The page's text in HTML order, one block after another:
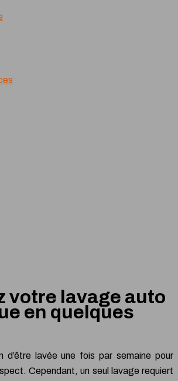
votre lavage auto
en quelques
d’être lavée une fois par semaine pour
Cependant, un seul lavage requiert